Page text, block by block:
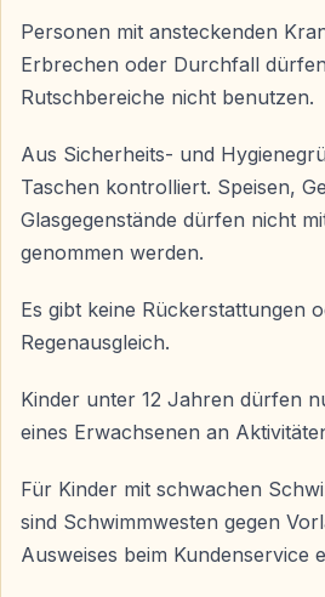
Aquapark Kuşadası
Ist der Hoteltransfer inklusive?
Hotels in Kuşadası ist im Preis
Wie lange kann ich im
zur Schließung des Parks.
Nein — Speisen und Getränke
Ist der Aquapark für kleine
Ja — es gibt flache Becken,
Personen mit ansteckenden
Erbrechen oder Durchfall
Rutschbereiche nicht benutzen.
Aus Sicherheits- und
Taschen kontrolliert. Speisen,
Glasgegenstände dürfen nicht
genommen werden.
Es gibt keine Rückerstattungen
Regenausgleich.
Kinder unter 12 Jahren dürfen
eines Erwachsenen an
Für Kinder mit schwachen
sind Schwimmwesten gegen
Ausweises beim Kundenservice